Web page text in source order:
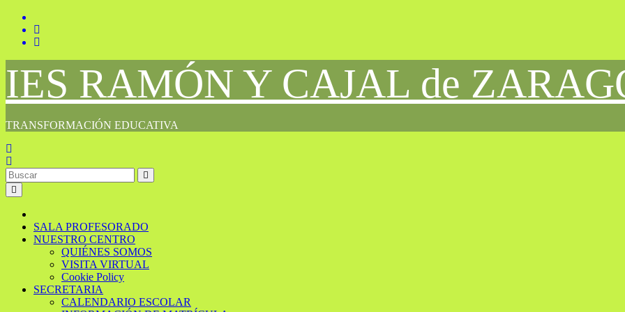
Saltar
contenido
IES RAMÓN Y CAJAL de
TRANSFORMACIÓN EDUCATIVA
SALA PROFESORADO
NUESTRO CENTRO
QUIÉNES SOMOS
VISITA VIRTUAL
Cookie Policy
SECRETARIA
CALENDARIO ESCOLAR